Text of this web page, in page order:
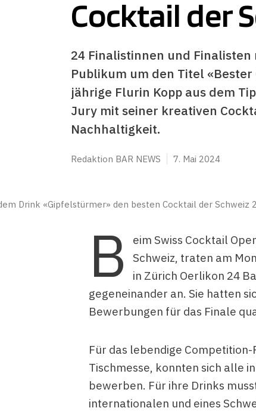
Cocktail der
24 Finalistinnen und
Publikum um den Titel «Bester
jährige Flurin Kopp aus dem
Jury mit seiner kreativen
Nachhaltigkeit.
Redaktion BAR NEWS 7. Mai 2024
Drink «Gipfelstürmer» den besten Cocktail der Schweiz
B
eim Swiss Cocktail
Schweiz, traten am
in Zürich Oerlikon 24
gegeneinander an. Sie hatten
Bewerbungen für das Finale
Für das lebendige
Tischmesse, konnten sich alle
bewerben. Für ihre Drinks
internationalen und eines